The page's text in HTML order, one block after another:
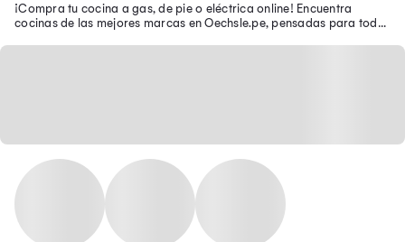
¡Compra tu cocina a gas, de pie o eléctrica online! Encuentra
cocinas de las mejores marcas en Oechsle.pe, pensadas para todo